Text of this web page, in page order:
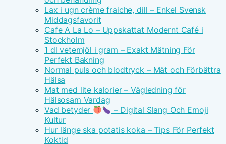
Lax i ugn crème fraiche, dill – Enkel Svensk
Middagsfavorit
Cafe A La Lo – Uppskattat Modernt Café i
Stockholm
1 dl vetemjöl i gram – Exakt Mätning För
Perfekt Bakning
Normal puls och blodtryck – Mät och Förbättra
Hälsa
Mat med lite kalorier – Vägledning för
Hälsosam Vardag
Vad betyder
– Digital Slang Och Emoji
Kultur
Hur länge ska potatis koka – Tips För Perfekt
Koktid